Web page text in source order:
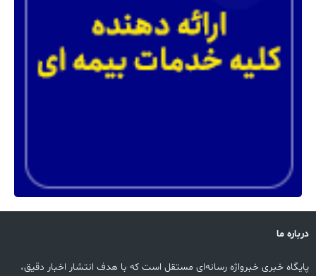
درباره ما
پایگاه خبری خبرواژه رسانه‌ای مستقل است که با هدف انتشار اخبار دقیق،